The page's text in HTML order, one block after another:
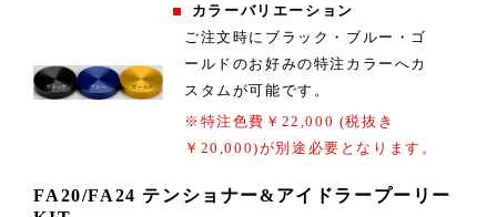
カラーバリエーション
ご注文時にブラック・ブルー・ゴ
ールドのお好みの特注カラーへカ
スタムが可能です。
※特注色費￥22,000 (税抜き
￥20,000)が別途必要となります。
FA20/FA24 テンショナー&アイドラープーリー